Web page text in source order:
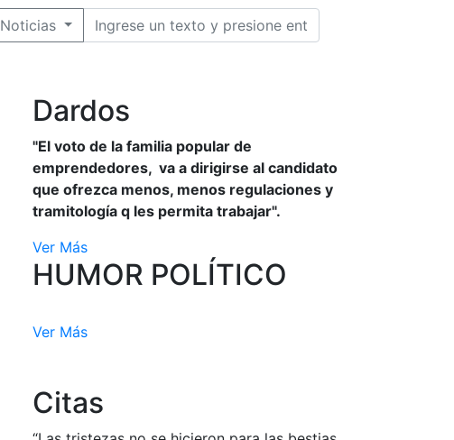
Noticias
Dardos
"El voto de la familia popular de
emprendedores, va a dirigirse al candidato
que ofrezca menos, menos regulaciones y
tramitología q les permita trabajar".
Ver Más
HUMOR POLÍTICO
Ver Más
Citas